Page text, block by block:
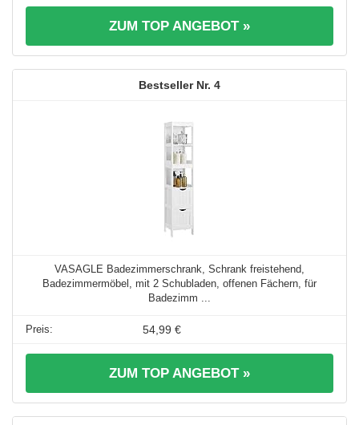
ZUM TOP ANGEBOT »
4
VASAGLE Badezimmerschrank, Schrank freistehend,
Badezimmermöbel, mit 2 Schubladen, offenen Fächern, für
Badezimm ...
54,99 €
ZUM TOP ANGEBOT »